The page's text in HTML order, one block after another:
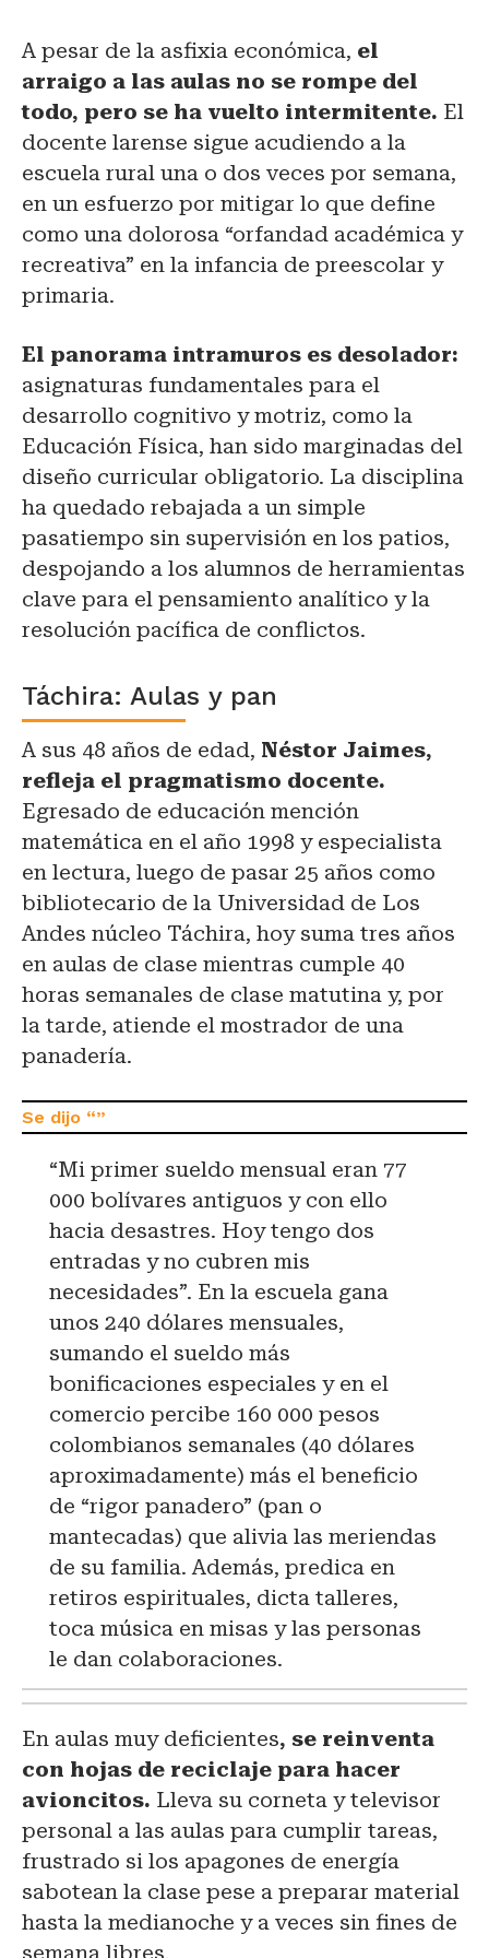
A pesar de la asfixia económica, el
arraigo a las aulas no se rompe del
todo, pero se ha vuelto intermitente. El
docente larense sigue acudiendo a la
escuela rural una o dos veces por semana,
en un esfuerzo por mitigar lo que define
como una dolorosa “orfandad académica y
recreativa” en la infancia de preescolar y
primaria.
El panorama intramuros es desolador:
asignaturas fundamentales para el
desarrollo cognitivo y motriz, como la
Educación Física, han sido marginadas del
diseño curricular obligatorio. La disciplina
ha quedado rebajada a un simple
pasatiempo sin supervisión en los patios,
despojando a los alumnos de herramientas
clave para el pensamiento analítico y la
resolución pacífica de conflictos.
Táchira: Aulas y pan
A sus 48 años de edad, Néstor Jaimes,
refleja el pragmatismo docente.
Egresado de educación mención
matemática en el año 1998 y especialista
en lectura, luego de pasar 25 años como
bibliotecario de la Universidad de Los
Andes núcleo Táchira, hoy suma tres años
en aulas de clase mientras cumple 40
horas semanales de clase matutina y, por
la tarde, atiende el mostrador de una
panadería.
“Mi primer sueldo mensual eran 77
000 bolívares antiguos y con ello
hacia desastres. Hoy tengo dos
entradas y no cubren mis
necesidades”. En la escuela gana
unos 240 dólares mensuales,
sumando el sueldo más
bonificaciones especiales y en el
comercio percibe 160 000 pesos
colombianos semanales (40 dólares
aproximadamente) más el beneficio
de “rigor panadero” (pan o
mantecadas) que alivia las meriendas
de su familia. Además, predica en
retiros espirituales, dicta talleres,
toca música en misas y las personas
le dan colaboraciones.
En aulas muy deficientes, se reinventa
con hojas de reciclaje para hacer
avioncitos. Lleva su corneta y televisor
personal a las aulas para cumplir tareas,
frustrado si los apagones de energía
sabotean la clase pese a preparar material
hasta la medianoche y a veces sin fines de
semana libres.